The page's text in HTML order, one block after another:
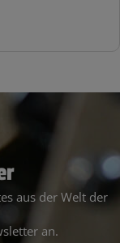
aus der Welt der
an.